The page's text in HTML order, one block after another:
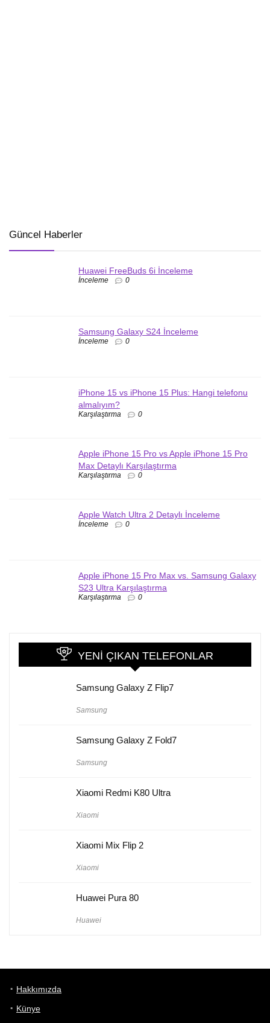
Güncel Haberler
Huawei FreeBuds 6i İnceleme
İnceleme 0
Samsung Galaxy S24 İnceleme
İnceleme 0
iPhone 15 vs iPhone 15 Plus: Hangi telefonu
almalıyım?
Karşılaştırma 0
Apple iPhone 15 Pro vs Apple iPhone 15 Pro
Max Detaylı Karşılaştırma
Karşılaştırma 0
Apple Watch Ultra 2 Detaylı İnceleme
İnceleme 0
Apple iPhone 15 Pro Max vs. Samsung Galaxy
S23 Ultra Karşılaştırma
Karşılaştırma 0
YENI ÇIKAN TELEFONLAR
Samsung Galaxy Z Flip7
Samsung
Samsung Galaxy Z Fold7
Samsung
Xiaomi Redmi K80 Ultra
Xiaomi
Xiaomi Mix Flip 2
Xiaomi
Huawei Pura 80
Huawei
Hakkımızda
Künye